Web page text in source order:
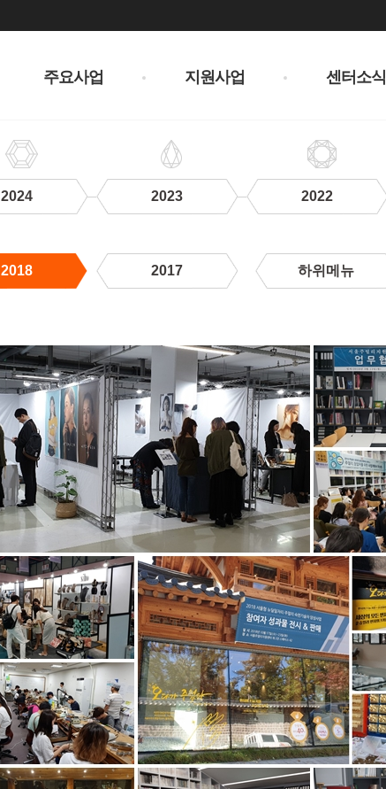
주요사업 지원사업 센터소식
2024 2023 2022
2018 2017 하위메뉴